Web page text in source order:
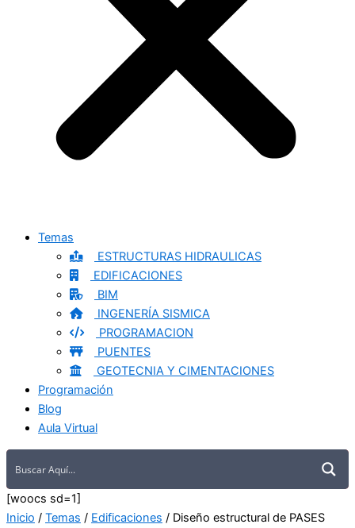
Temas
ESTRUCTURAS HIDRAULICAS
EDIFICACIONES
BIM
INGENERÍA SISMICA
PROGRAMACION
PUENTES
GEOTECNIA Y CIMENTACIONES
Programación
Blog
Aula Virtual
[woocs sd=1]
Inicio / Temas / Edificaciones / Diseño estructural de PASES